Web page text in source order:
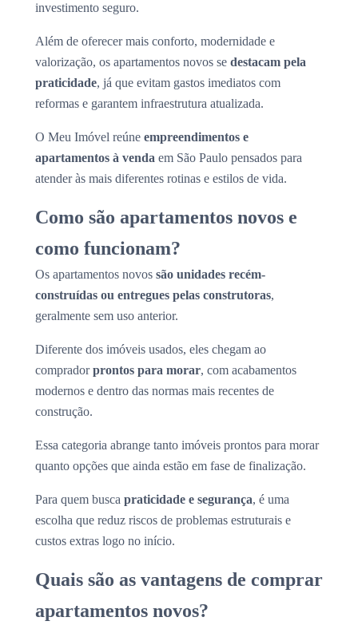
investimento seguro.
Além de oferecer mais conforto, modernidade e
valorização, os apartamentos novos se destacam pela
praticidade, já que evitam gastos imediatos com
reformas e garantem infraestrutura atualizada.
O Meu Imóvel reúne empreendimentos e
apartamentos à venda em São Paulo pensados para
atender às mais diferentes rotinas e estilos de vida.
Como são apartamentos novos e
como funcionam?
Os apartamentos novos são unidades recém-
construídas ou entregues pelas construtoras,
geralmente sem uso anterior.
Diferente dos imóveis usados, eles chegam ao
compradorprontos para morar, com acabamentos
modernos e dentro das normas mais recentes de
construção.
Essa categoria abrange tanto imóveis prontos para morar
quanto opções que ainda estão em fase de finalização.
Para quem busca praticidade e segurança, é uma
escolha que reduz riscos de problemas estruturais e
custos extras logo no início.
Quais são as vantagens de comprar
apartamentos novos?